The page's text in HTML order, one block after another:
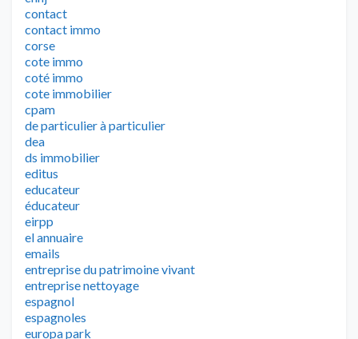
contact
contact immo
corse
cote immo
coté immo
cote immobilier
cpam
de particulier à particulier
dea
ds immobilier
editus
educateur
éducateur
eirpp
el annuaire
emails
entreprise du patrimoine vivant
entreprise nettoyage
espagnol
espagnoles
europa park